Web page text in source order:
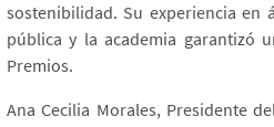
sostenibilidad. Su experiencia en
pública y la academia garantizó
Premios.
Ana Cecilia Morales, Presidente